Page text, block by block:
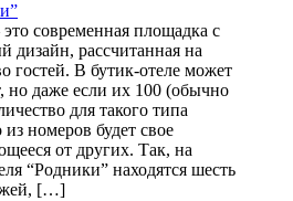
современная площадка с
дизайн, рассчитанная на
гостей. В бутик-отеле может
но даже если их 100 (обычно
для такого типа
номеров будет свое
от других. Так, на
“Родники” находятся шесть
[…]